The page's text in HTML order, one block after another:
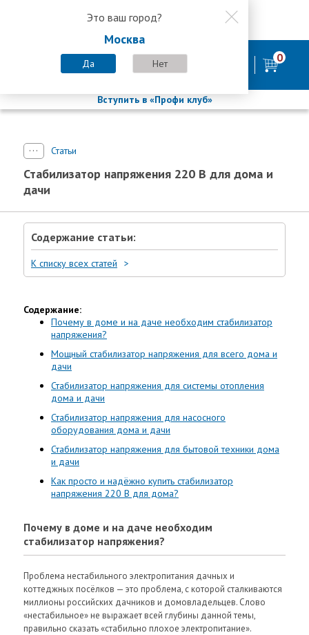
8 800 200-58-35
Это ваш город?
Москва
Да Нет
8 (800) 200-58-35
Пн-Пт с 9:00-18:00. Сб. Вс - выходной 0
Вступить в «Профи клуб»
Статьи
Стабилизатор напряжения 220 В для дома и
дачи
Содержание статьи:
К списку всех статей
Содержание:
Почему в доме и на даче необходим стабилизатор
напряжения?
Мощный стабилизатор напряжения для всего дома и
дачи
Стабилизатор напряжения для системы отопления
дома и дачи
Стабилизатор напряжения для насосного
оборудования дома и дачи
Стабилизатор напряжения для бытовой техники дома
и дачи
Как просто и надёжно купить стабилизатор
напряжения 220 В для дома?
Почему в доме и на даче необходим
стабилизатор напряжения?
Проблема нестабильного электропитания дачных и
коттеджных посёлков — это проблема, с которой сталкиваются
миллионы российских дачников и домовладельцев. Слово
«нестабильное» не выражает всей глубины данной темы,
правильно сказать «стабильно плохое электропитание».